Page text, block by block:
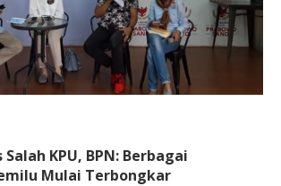
KPU, BPN: Berbagai
Mulai Terbongkar